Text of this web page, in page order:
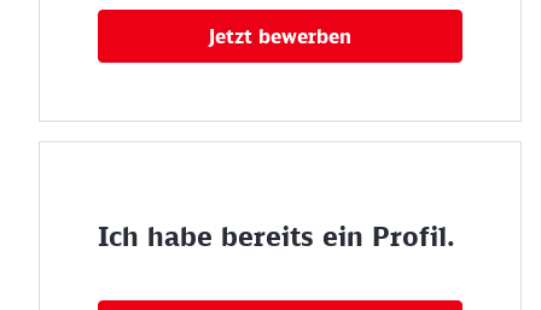
Jetzt bewerben
Ich habe bereits ein Profil.